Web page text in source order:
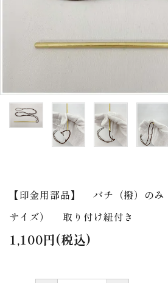
印金
アウトレット
プライバシーポリシー
特定商取引法について
【印金用部品】 バチ（撥）の
サイズ） 取り付け紐付き
1,100円(税込)